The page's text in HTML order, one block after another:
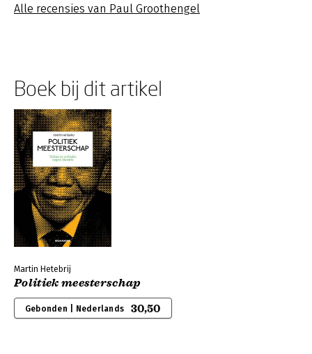
Alle recensies van Paul Groothengel
Boek bij dit artikel
Martin Hetebrij
Politiek meesterschap
Gebonden | Nederlands 30,50